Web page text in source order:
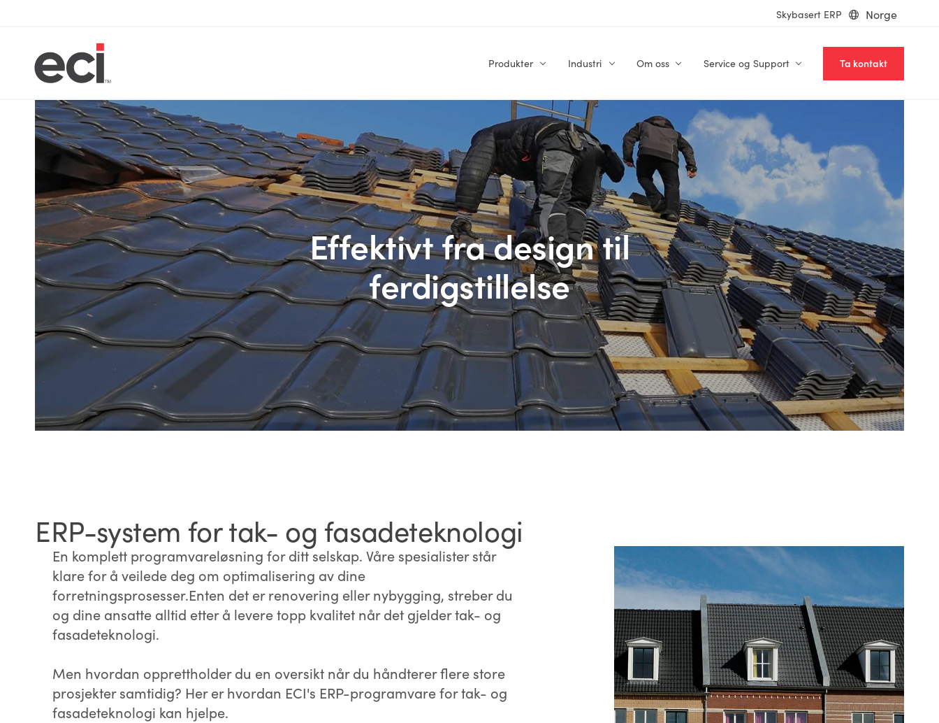
Skybasert ERP Norge
Produkter Industri Om oss Service og Support Ta kontakt
Effektivt fra design til
ferdigstillelse
ERP-system for tak- og fasadeteknologi
En komplett programvareløsning for ditt selskap. Våre spesialister står
klare for å veilede deg om optimalisering av dine
forretningsprosesser.Enten det er renovering eller nybygging, streber du
og dine ansatte alltid etter å levere topp kvalitet når det gjelder tak- og
fasadeteknologi.
Men hvordan opprettholder du en oversikt når du håndterer flere store
prosjekter samtidig? Her er hvordan ECI's ERP-programvare for tak- og
fasadeteknologi kan hjelpe.